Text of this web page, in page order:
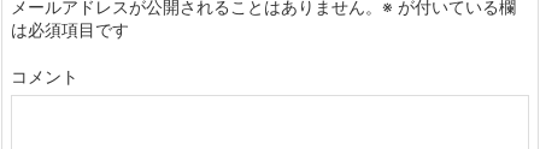
メールアドレスが公開されることはありません。 ※ が付いている欄
は必須項目です
コメント